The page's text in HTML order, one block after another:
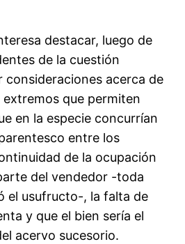
destacar, luego de
de la cuestión
consideraciones acerca de
extremos que permiten
en la especie concurrían
entre los
de la ocupación
del vendedor -toda
el usufructo-, la falta de
y que el bien sería el
acervo sucesorio.